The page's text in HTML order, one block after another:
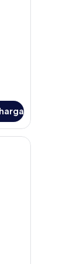
saluran TV